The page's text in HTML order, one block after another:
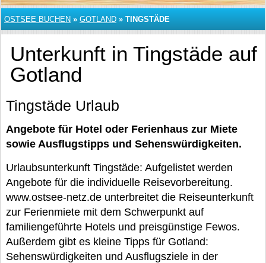
OSTSEE BUCHEN » GOTLAND » TINGSTÄDE
Unterkunft in Tingstäde auf
Gotland
Tingstäde Urlaub
Angebote für Hotel oder Ferienhaus zur Miete
sowie Ausflugstipps und Sehenswürdigkeiten.
Urlaubsunterkunft Tingstäde: Aufgelistet werden
Angebote für die individuelle Reisevorbereitung.
www.ostsee-netz.de unterbreitet die Reiseunterkunft
zur Ferienmiete mit dem Schwerpunkt auf
familiengeführte Hotels und preisgünstige Fewos.
Außerdem gibt es kleine Tipps für Gotland:
Sehenswürdigkeiten und Ausflugsziele in der